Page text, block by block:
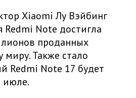
Xiaomi Лу Вэйбинг
Redmi Note достигла
проданных
миру. Также стало
Redmi Note 17 будет
июле.